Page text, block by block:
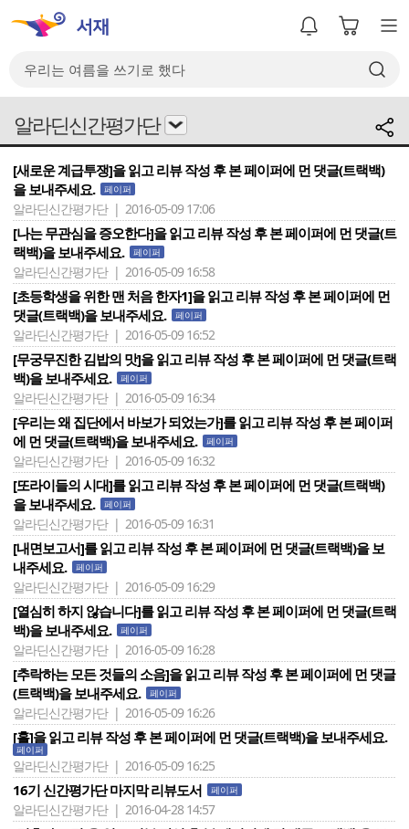
알라딘신간평가단
[새로운 계급투쟁]을 읽고 리뷰 작성 후 본 페이퍼에 먼 댓글(트랙백)
을 보내주세요.
페이퍼
알라딘신간평가단 | 2016-05-09 17:06
[나는 무관심을 증오한다]을 읽고 리뷰 작성 후 본 페이퍼에 먼 댓글(트
랙백)을 보내주세요.
페이퍼
알라딘신간평가단 | 2016-05-09 16:58
[초등학생을 위한 맨 처음 한자1]을 읽고 리뷰 작성 후 본 페이퍼에 먼
댓글(트랙백)을 보내주세요.
페이퍼
알라딘신간평가단 | 2016-05-09 16:52
[무궁무진한 김밥의 맛]을 읽고 리뷰 작성 후 본 페이퍼에 먼 댓글(트랙
백)을 보내주세요.
페이퍼
알라딘신간평가단 | 2016-05-09 16:34
[우리는 왜 집단에서 바보가 되었는가]를 읽고 리뷰 작성 후 본 페이퍼
에 먼 댓글(트랙백)을 보내주세요.
페이퍼
알라딘신간평가단 | 2016-05-09 16:32
[또라이들의 시대]를 읽고 리뷰 작성 후 본 페이퍼에 먼 댓글(트랙백)
을 보내주세요.
페이퍼
알라딘신간평가단 | 2016-05-09 16:31
[내면보고서]를 읽고 리뷰 작성 후 본 페이퍼에 먼 댓글(트랙백)을 보
내주세요.
페이퍼
알라딘신간평가단 | 2016-05-09 16:29
[열심히 하지 않습니다]를 읽고 리뷰 작성 후 본 페이퍼에 먼 댓글(트랙
백)을 보내주세요.
페이퍼
알라딘신간평가단 | 2016-05-09 16:28
[추락하는 모든 것들의 소음]을 읽고 리뷰 작성 후 본 페이퍼에 먼 댓글
(트랙백)을 보내주세요.
페이퍼
알라딘신간평가단 | 2016-05-09 16:26
[홀]을 읽고 리뷰 작성 후 본 페이퍼에 먼 댓글(트랙백)을 보내주세요.
페이퍼
알라딘신간평가단 | 2016-05-09 16:25
16기 신간평가단 마지막 리뷰도서 페이퍼
알라딘신간평가단 | 2016-04-28 14:57